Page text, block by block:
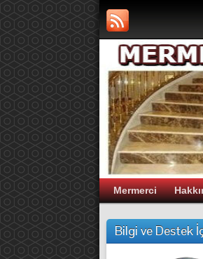
Mermerci
Bilgi ve Destek